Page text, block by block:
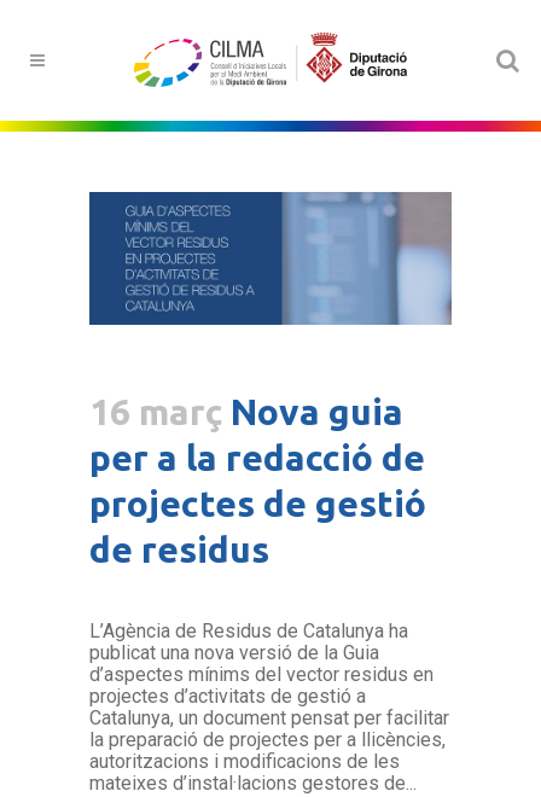
16 març Nova guia
per a la redacció de
projectes de gestió
de residus
L’Agència de Residus de Catalunya ha
publicat una nova versió de la Guia
d’aspectes mínims del vector residus en
projectes d’activitats de gestió a
Catalunya, un document pensat per facilitar
la preparació de projectes per a llicències,
autoritzacions i modificacions de les
mateixes d’instal·lacions gestores de...